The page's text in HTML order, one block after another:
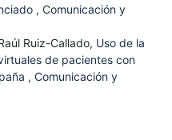
, Comunicación y
Ruiz-Callado, Uso de la
de pacientes con
, Comunicación y